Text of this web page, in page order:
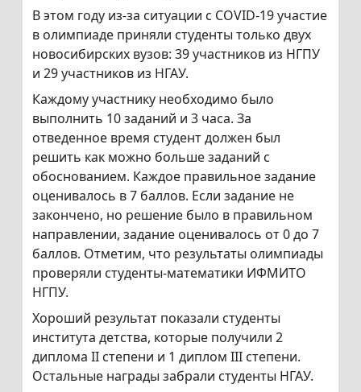
В этом году из-за ситуации с COVID-19 участие
в олимпиаде приняли студенты только двух
новосибирских вузов: 39 участников из НГПУ
и 29 участников из НГАУ.
Каждому участнику необходимо было
выполнить 10 заданий и 3 часа. За
отведенное время студент должен был
решить как можно больше заданий с
обоснованием. Каждое правильное задание
оценивалось в 7 баллов. Если задание не
закончено, но решение было в правильном
направлении, задание оценивалось от 0 до 7
баллов. Отметим, что результаты олимпиады
проверяли студенты-математики ИФМИТО
НГПУ.
Хороший результат показали студенты
института детства, которые получили 2
диплома II степени и 1 диплом III степени.
Остальные награды забрали студенты НГАУ.